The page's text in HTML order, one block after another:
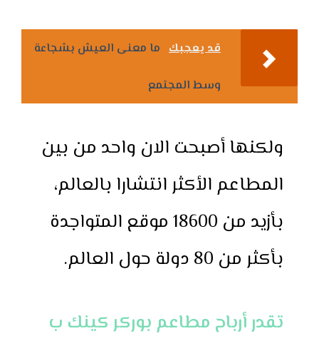
قد يعجبك ما معنى العيش بشجاعة
وسط المجتمع
ولكنها أصبحت الان واحد من بين
المطاعم الأكثر انتشارا بالعالم،
بأزيد من 18600 موقع المتواجدة
بأكثر من 80 دولة حول العالم.
تقدر أرباح مطاعم بوركر كينك ب